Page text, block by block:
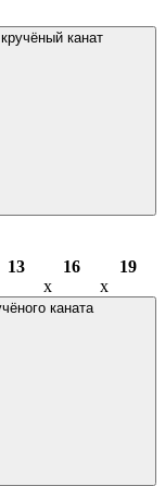
канат
13 16
19
х х
каната